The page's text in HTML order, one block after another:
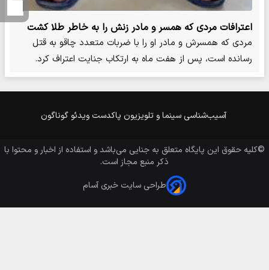
اعترافات مردی که همسر و مادر زنش را به خاطر طلا کشت
مردی که همسرش و مادر او را با ضربات متعدد چاقو به قتل
رسانده است، پس از هفت ماه به ارتکاب جنایت اعتراف کرد.
آسیب‌شناسی سینما و تلویزیون پاکدست ویدئو گوناگون
©کلیه حقوق این پایگاه متعلق به جنایی می‌باشد و استفاده از اخبار و محتوا با
ذکر منبع مجاز است.
طراحی سایت خبری آسام